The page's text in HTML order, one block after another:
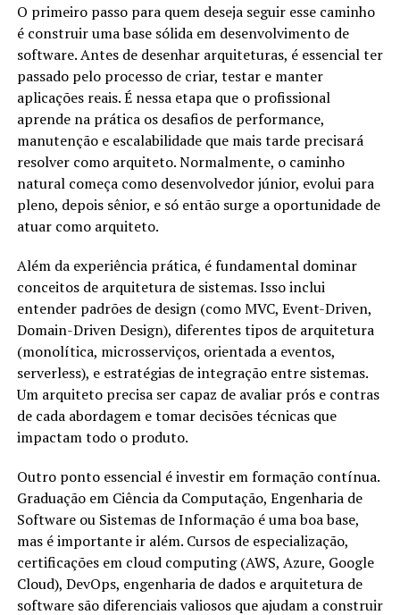
O primeiro passo para quem deseja seguir esse caminho
é construir uma base sólida em desenvolvimento de
software. Antes de desenhar arquiteturas, é essencial ter
passado pelo processo de criar, testar e manter
aplicações reais. É nessa etapa que o profissional
aprende na prática os desafios de performance,
manutenção e escalabilidade que mais tarde precisará
resolver como arquiteto. Normalmente, o caminho
natural começa como desenvolvedor júnior, evolui para
pleno, depois sênior, e só então surge a oportunidade de
atuar como arquiteto.
Além da experiência prática, é fundamental dominar
conceitos de arquitetura de sistemas. Isso inclui
entender padrões de design (como MVC, Event-Driven,
Domain-Driven Design), diferentes tipos de arquitetura
(monolítica, microsserviços, orientada a eventos,
serverless), e estratégias de integração entre sistemas.
Um arquiteto precisa ser capaz de avaliar prós e contras
de cada abordagem e tomar decisões técnicas que
impactam todo o produto.
Outro ponto essencial é investir em formação contínua.
Graduação em Ciência da Computação, Engenharia de
Software ou Sistemas de Informação é uma boa base,
mas é importante ir além. Cursos de especialização,
certificações em cloud computing (AWS, Azure, Google
Cloud), DevOps, engenharia de dados e arquitetura de
software são diferenciais valiosos que ajudam a construir